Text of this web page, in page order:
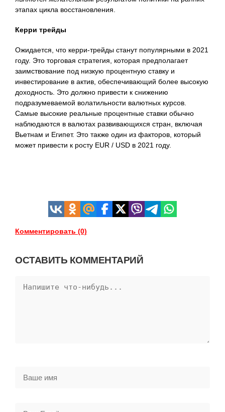
этапах цикла восстановления.
Керри трейды
Ожидается, что керри-трейды станут популярными в 2021
году. Это торговая стратегия, которая предполагает
заимствование под низкую процентную ставку и
инвестирование в актив, обеспечивающий более высокую
доходность. Это должно привести к снижению
подразумеваемой волатильности валютных курсов.
Самые высокие реальные процентные ставки обычно
наблюдаются в валютах развивающихся стран, включая
Вьетнам и Египет. Это также один из факторов, который
может привести к росту EUR / USD в 2021 году.
Комментировать (0)
ОСТАВИТЬ КОММЕНТАРИЙ